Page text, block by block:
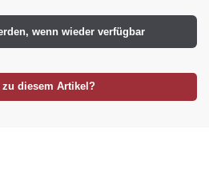
wenn wieder verfügbar
zu diesem Artikel?